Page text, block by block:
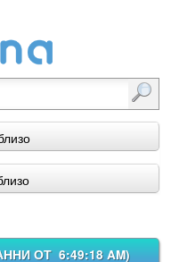
ОТ 6:49:18 AM)